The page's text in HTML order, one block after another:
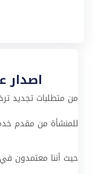
اصدار
من متطلبات تجديد
للمنشأة من مقدم
حيث أننا معتمدون